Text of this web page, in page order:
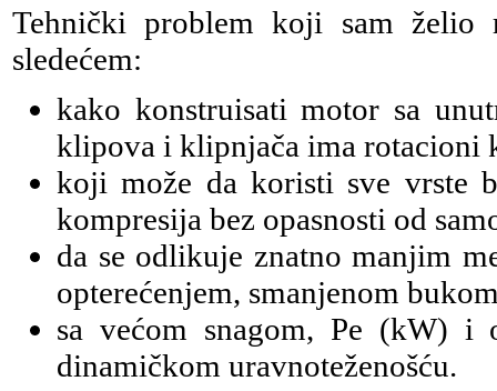
Tehnički problem koji sam želio
sledećem:
kako konstruisati motor sa
klipova i klipnjača ima rotacioni
koji može da koristi sve vrste
kompresija bez opasnosti od
da se odlikuje znatno manjim
opterećenjem, smanjenom
sa većom snagom, Pe (kW) i
dinamičkom uravnoteženošću.